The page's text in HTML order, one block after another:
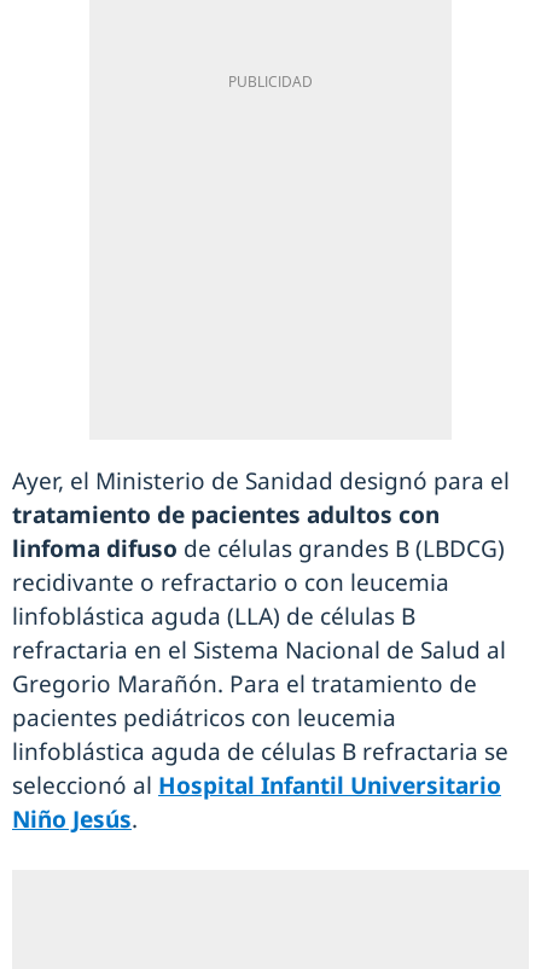
Ayer, el Ministerio de Sanidad designó para el
tratamiento de pacientes adultos con
linfoma difuso de células grandes B (LBDCG)
recidivante o refractario o con leucemia
linfoblástica aguda (LLA) de células B
refractaria en el Sistema Nacional de Salud al
Gregorio Marañón. Para el tratamiento de
pacientes pediátricos con leucemia
linfoblástica aguda de células B refractaria se
seleccionó al Hospital Infantil Universitario
Niño Jesús.